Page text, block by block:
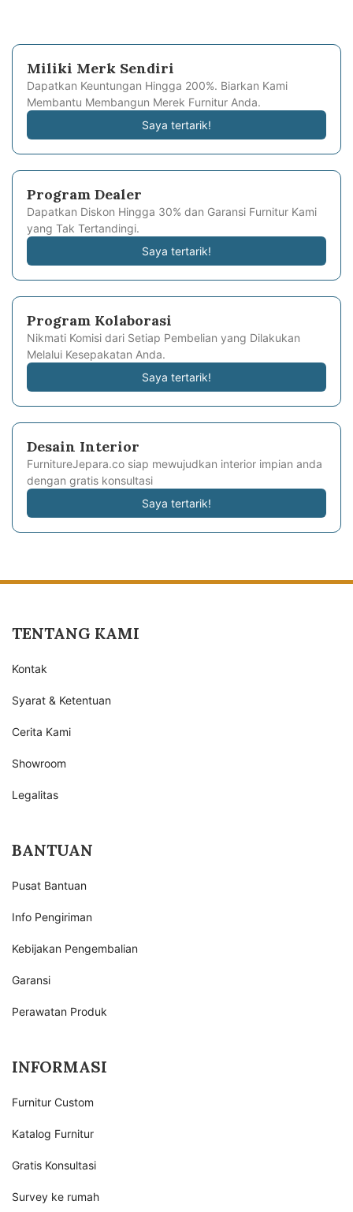
Miliki Merk Sendiri
Dapatkan Keuntungan Hingga 200%. Biarkan Kami
Membantu Membangun Merek Furnitur Anda.
Saya tertarik!
Program Dealer
Dapatkan Diskon Hingga 30% dan Garansi Furnitur Kami
yang Tak Tertandingi.
Saya tertarik!
Program Kolaborasi
Nikmati Komisi dari Setiap Pembelian yang Dilakukan
Melalui Kesepakatan Anda.
Saya tertarik!
Desain Interior
FurnitureJepara.co siap mewujudkan interior impian anda
dengan gratis konsultasi
Saya tertarik!
TENTANG KAMI
Kontak
Syarat & Ketentuan
Cerita Kami
Showroom
Legalitas
BANTUAN
Pusat Bantuan
Info Pengiriman
Kebijakan Pengembalian
Garansi
Perawatan Produk
INFORMASI
Furnitur Custom
Katalog Furnitur
Gratis Konsultasi
Survey ke rumah